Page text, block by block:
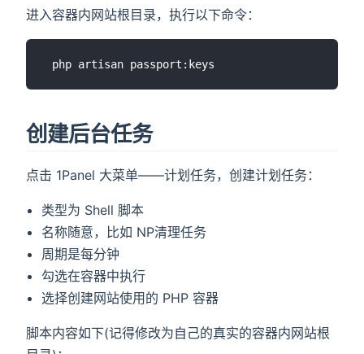
进入容器内网站根目录，执行以下命令：
创建后台任务
点击 1Panel 大菜单——计划任务，创建计划任务：
类型为 Shell 脚本
名称随意，比如 NP清理任务
周期是每分钟
勾选在容器中执行
选择创建网站使用的 PHP 容器
脚本内容如下(记得修改为自己的真实的容器内网站根